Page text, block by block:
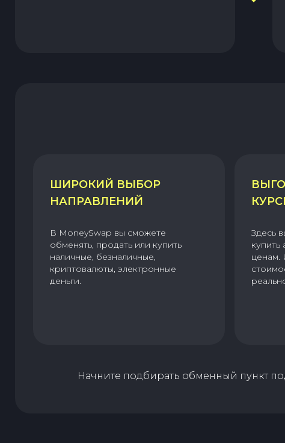
ШИРОКИЙ ВЫБОР
НАПРАВЛЕНИЙ
В MoneySwap вы сможете
обменять, продать или купить
наличные, безналичные,
криптовалюты, электронные
деньги.
Здесь
купить
ценам.
Начните подбирать обменный пункт